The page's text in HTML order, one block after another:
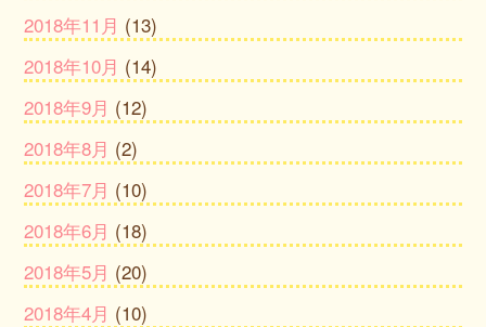
2018年11月 (13)
2018年10月 (14)
2018年9月 (12)
2018年8月 (2)
2018年7月 (10)
2018年6月 (18)
2018年5月 (20)
2018年4月 (10)